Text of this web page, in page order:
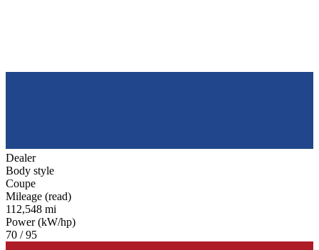
Dealer
Body style
Coupe
Mileage (read)
112,548 mi
Power (kW/hp)
70 / 95